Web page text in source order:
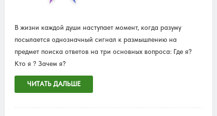
В жизни каждой души наступает момент, когда разуму
посылается однозначный сигнал к размышлению на
предмет поиска ответов на три основных вопроса: Где я?
Кто я ? Зачем я?
ЧИТАТЬ ДАЛЬШЕ